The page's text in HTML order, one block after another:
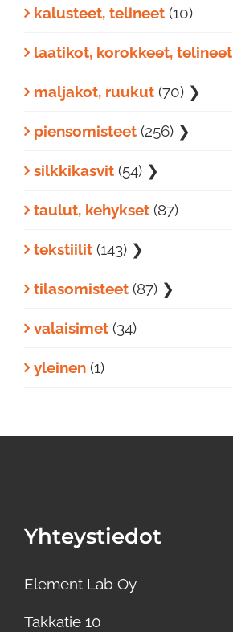
kalusteet, telineet (10)
laatikot, korokkeet, telineet
maljakot, ruukut (70) ❯
piensomisteet (256) ❯
silkkikasvit (54) ❯
taulut, kehykset (87)
tekstiilit (143) ❯
tilasomisteet (87) ❯
valaisimet (34)
yleinen (1)
Yhteystiedot
Element Lab Oy
Takkatie 10